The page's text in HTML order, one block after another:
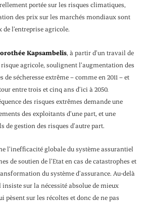
portée sur les risques climatiques,
des prix sur les marchés mondiaux sont
l’entreprise agricole.
Kapsambelis, à partir d’un travail de
agricole, soulignent l’augmentation des
de sécheresse extrême – comme en 2011 – et
entre trois et cinq ans d’ici à 2050.
des risques extrêmes demande une
des exploitants d’une part, et une
gestion des risques d’autre part.
l’inefficacité globale du système assurantiel
de soutien de l’Etat en cas de catastrophes et
du système d’assurance. Au-delà
sur la nécessité absolue de mieux
pèsent sur les récoltes et donc de ne pas